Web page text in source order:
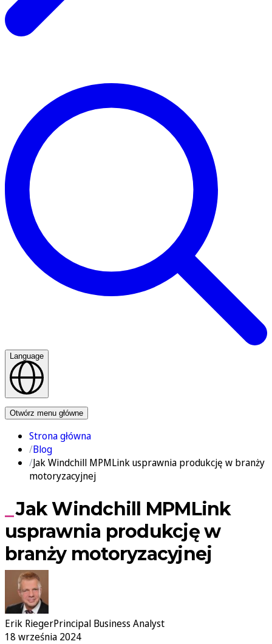
Language
Otwórz menu główne
Strona główna
Blog
Jak Windchill MPMLink usprawnia produkcję w branży
motoryzacyjnej
Jak Windchill MPMLink
usprawnia produkcję w
branży motoryzacyjnej
Erik RiegerPrincipal Business Analyst
18 września 2024